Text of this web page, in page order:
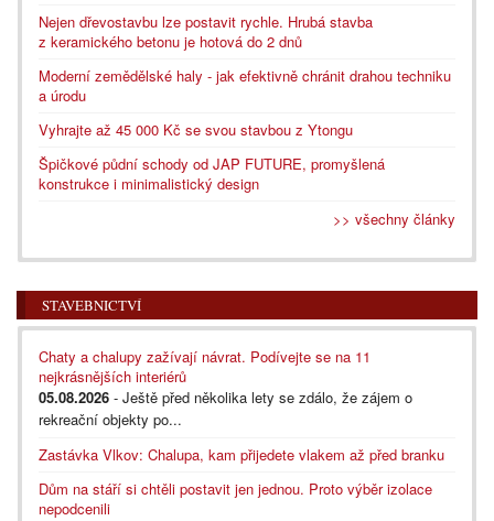
Nejen dřevostavbu lze postavit rychle. Hrubá stavba
z keramického betonu je hotová do 2 dnů
Moderní zemědělské haly - jak efektivně chránit drahou techniku
a úrodu
Vyhrajte až 45 000 Kč se svou stavbou z Ytongu
Špičkové půdní schody od JAP FUTURE, promyšlená
konstrukce i minimalistický design
>> všechny články
STAVEBNICTVÍ
Chaty a chalupy zažívají návrat. Podívejte se na 11
nejkrásnějších interiérů
05.08.2026 - Ještě před několika lety se zdálo, že zájem o
rekreační objekty po...
Zastávka Vlkov: Chalupa, kam přijedete vlakem až před branku
Dům na stáří si chtěli postavit jen jednou. Proto výběr izolace
nepodcenili